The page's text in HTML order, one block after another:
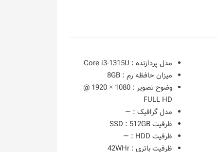
مدل پردازنده : Core i3-1315U
میزان حافظه رم : 8GB
وضوح تصویر :
1080 × 1920 @
FULL HD
مدل گرافیک : —
ظرفیت SSD :512GB
ظرفیت HDD :
—
ظرفیت باتری : 42WHr